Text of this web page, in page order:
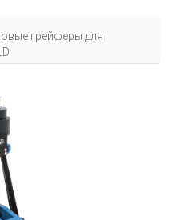
грейферы для